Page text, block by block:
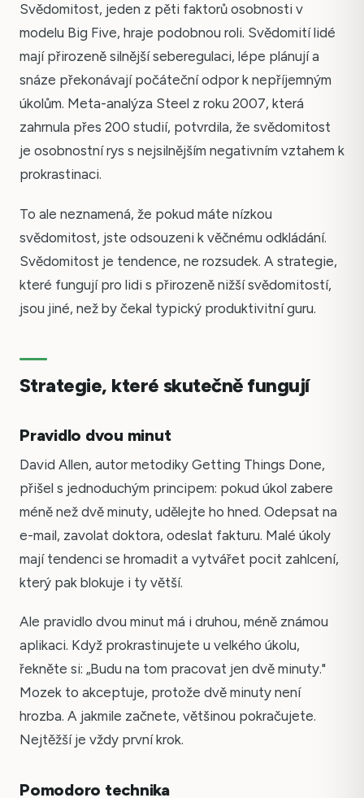
Svědomitost, jeden z pěti faktorů osobnosti v
modelu Big Five, hraje podobnou roli. Svědomití lidé
mají přirozeně silnější seberegulaci, lépe plánují a
snáze překonávají počáteční odpor k nepříjemným
úkolům. Meta-analýza Steel z roku 2007, která
zahrnula přes 200 studií, potvrdila, že svědomitost
je osobnostní rys s nejsilnějším negativním vztahem k
prokrastinaci.
To ale neznamená, že pokud máte nízkou
svědomitost, jste odsouzeni k věčnému odkládání.
Svědomitost je tendence, ne rozsudek. A strategie,
které fungují pro lidi s přirozeně nižší svědomitostí,
jsou jiné, než by čekal typický produktivitní guru.
Strategie, které skutečně fungují
Pravidlo dvou minut
David Allen, autor metodiky Getting Things Done,
přišel s jednoduchým principem: pokud úkol zabere
méně než dvě minuty, udělejte ho hned. Odepsat na
e-mail, zavolat doktora, odeslat fakturu. Malé úkoly
mají tendenci se hromadit a vytvářet pocit zahlcení,
který pak blokuje i ty větší.
Ale pravidlo dvou minut má i druhou, méně známou
aplikaci. Když prokrastinujete u velkého úkolu,
řekněte si: „Budu na tom pracovat jen dvě minuty."
Mozek to akceptuje, protože dvě minuty není
hrozba. A jakmile začnete, většinou pokračujete.
Nejtěžší je vždy první krok.
Pomodoro technika